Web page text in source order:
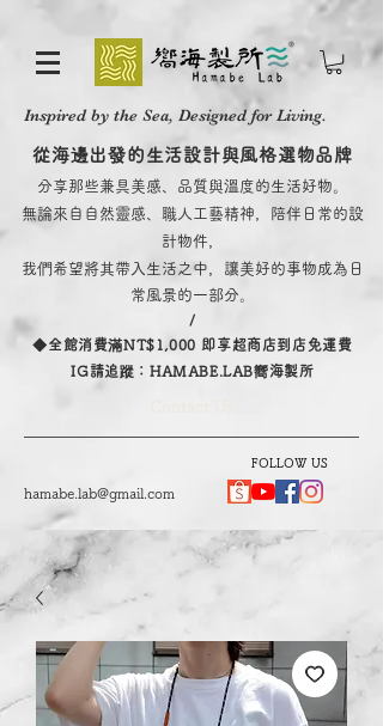
Inspired by the Sea, Designed for Living.
從海邊出發的生活設計與風格選物品牌
分享那些兼具美感、品質與溫度的生活好物。
無論來自自然靈感、職人工藝精神，陪伴日常的設
計物件，
我們希望將其帶入生活之中，讓美好的事物成為日
常風景的一部分。
/
​◆全館消費滿NT$1,000 即享超商店到店免運費
IG請追蹤：HAMABE.LAB嚮海製所
FOLLOW US
hamabe.lab@gmail.com